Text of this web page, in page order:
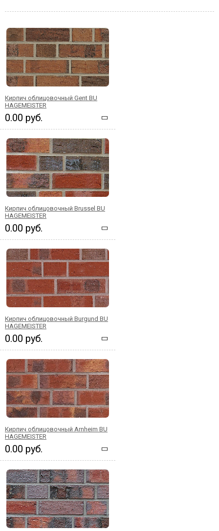
Кирпич облицовочный Gent BU
HAGEMEISTER
0.00 руб.
Кирпич облицовочный Brussel BU
HAGEMEISTER
0.00 руб.
Кирпич облицовочный Burgund BU
HAGEMEISTER
0.00 руб.
Кирпич облицовочный Arnheim BU
HAGEMEISTER
0.00 руб.